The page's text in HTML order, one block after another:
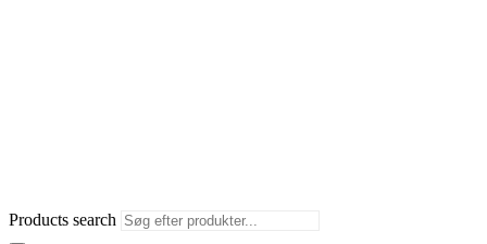
Products search